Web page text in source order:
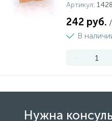
Артикул:
242 руб.
В
-
Нужна